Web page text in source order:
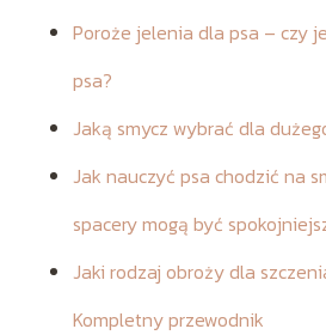
Poroże jelenia dla psa – czy
psa?
Jaką smycz wybrać dla
Jak nauczyć psa chodzić na
spacery mogą być
Jaki rodzaj obroży dla
Kompletny przewodnik